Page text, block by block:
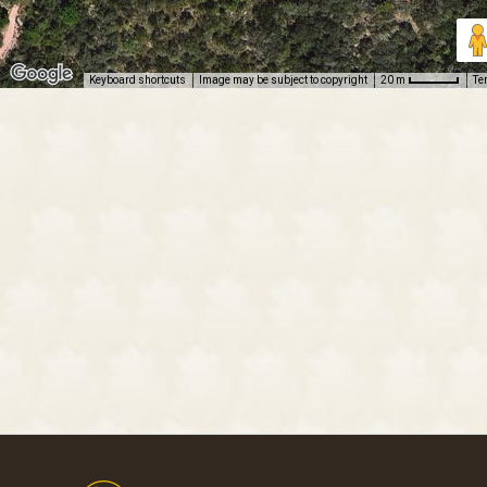
Keyboard shortcuts Image may be subject to copyright 20 m